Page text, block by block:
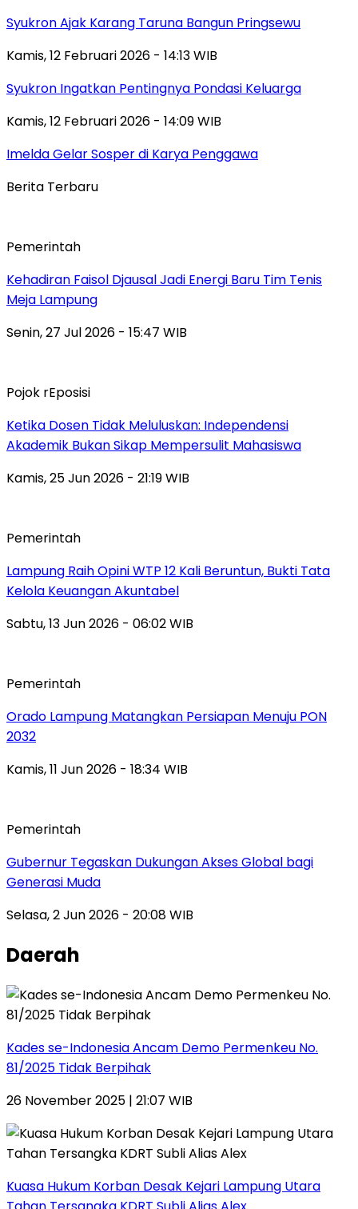
Syukron Ajak Karang Taruna Bangun Pringsewu
Kamis, 12 Februari 2026 - 14:13 WIB
Syukron Ingatkan Pentingnya Pondasi Keluarga
Kamis, 12 Februari 2026 - 14:09 WIB
Imelda Gelar Sosper di Karya Penggawa
Berita Terbaru
Pemerintah
Kehadiran Faisol Djausal Jadi Energi Baru Tim Tenis
Meja Lampung
Senin, 27 Jul 2026 - 15:47 WIB
Pojok rEposisi
Ketika Dosen Tidak Meluluskan: Independensi
Akademik Bukan Sikap Mempersulit Mahasiswa
Kamis, 25 Jun 2026 - 21:19 WIB
Pemerintah
Lampung Raih Opini WTP 12 Kali Beruntun, Bukti Tata
Kelola Keuangan Akuntabel
Sabtu, 13 Jun 2026 - 06:02 WIB
Pemerintah
Orado Lampung Matangkan Persiapan Menuju PON
2032
Kamis, 11 Jun 2026 - 18:34 WIB
Pemerintah
Gubernur Tegaskan Dukungan Akses Global bagi
Generasi Muda
Selasa, 2 Jun 2026 - 20:08 WIB
Daerah
Kades se-Indonesia Ancam Demo Permenkeu No.
81/2025 Tidak Berpihak
26 November 2025 | 21:07 WIB
Kuasa Hukum Korban Desak Kejari Lampung Utara